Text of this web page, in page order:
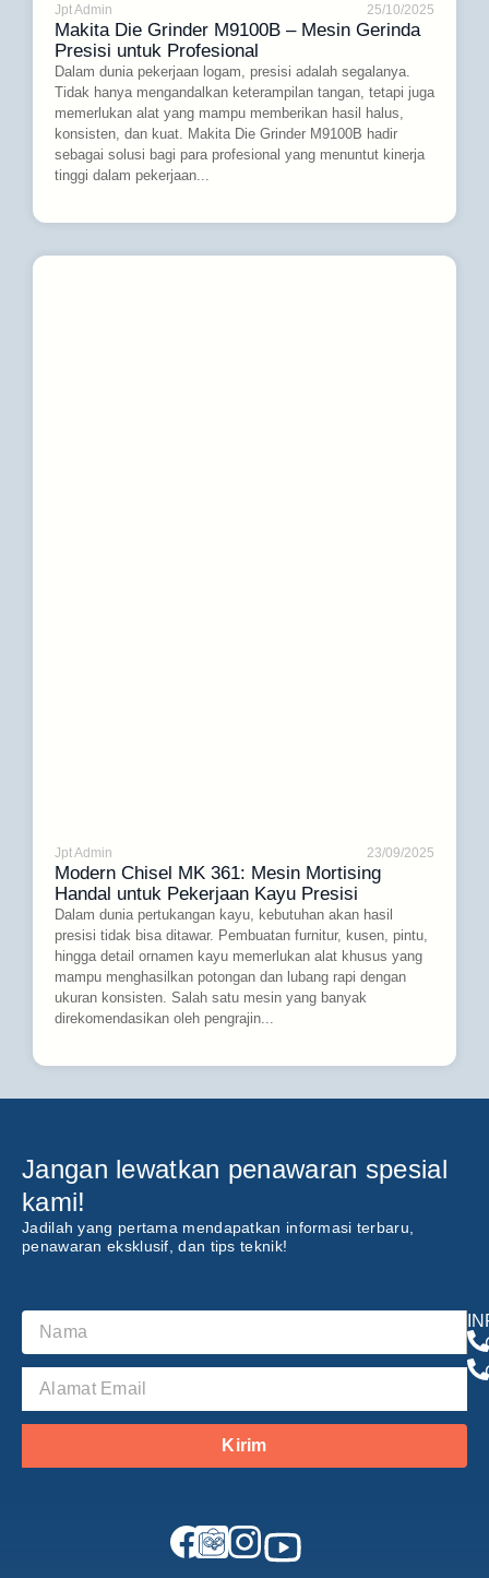
Jpt Admin 25/10/2025
Makita Die Grinder M9100B – Mesin Gerinda
Presisi untuk Profesional
Dalam dunia pekerjaan logam, presisi adalah segalanya.
Tidak hanya mengandalkan keterampilan tangan, tetapi juga
memerlukan alat yang mampu memberikan hasil halus,
konsisten, dan kuat. Makita Die Grinder M9100B hadir
sebagai solusi bagi para profesional yang menuntut kinerja
tinggi dalam pekerjaan...
Jpt Admin 23/09/2025
Modern Chisel MK 361: Mesin Mortising
Handal untuk Pekerjaan Kayu Presisi
Dalam dunia pertukangan kayu, kebutuhan akan hasil
presisi tidak bisa ditawar. Pembuatan furnitur, kusen, pintu,
hingga detail ornamen kayu memerlukan alat khusus yang
mampu menghasilkan potongan dan lubang rapi dengan
ukuran konsisten. Salah satu mesin yang banyak
direkomendasikan oleh pengrajin...
Jangan lewatkan penawaran spesial
kami!
Jadilah yang pertama mendapatkan informasi terbaru,
penawaran eksklusif, dan tips teknik!
Kirim